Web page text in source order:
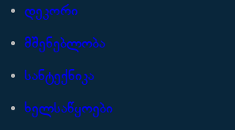
დეკორი
მშენებლობა
სანტექნიკა
ხელსაწყოები